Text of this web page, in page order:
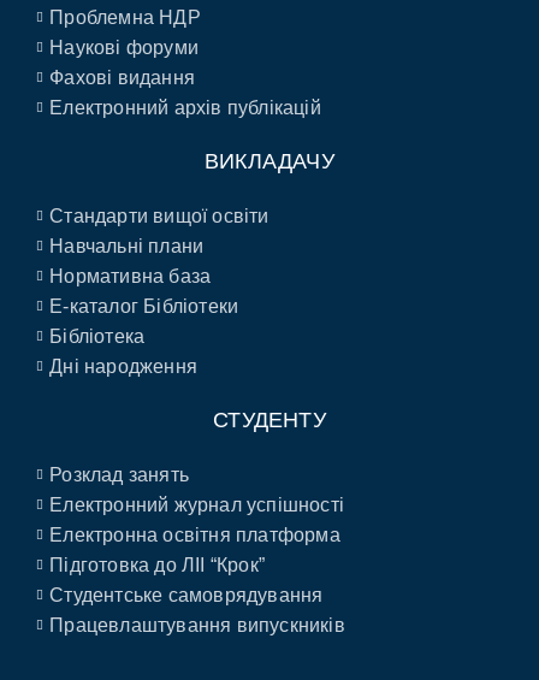
Проблемна НДР
Наукові форуми
Фахові видання
Електронний архів публікацій
ВИКЛАДАЧУ
Стандарти вищої освіти
Навчальні плани
Нормативна база
E-каталог Бібліотеки
Бібліотека
Дні народження
СТУДЕНТУ
Розклад занять
Електронний журнал успішності
Електронна освітня платформа
Підготовка до ЛІІ “Крок”
Студентське самоврядування
Працевлаштування випускників